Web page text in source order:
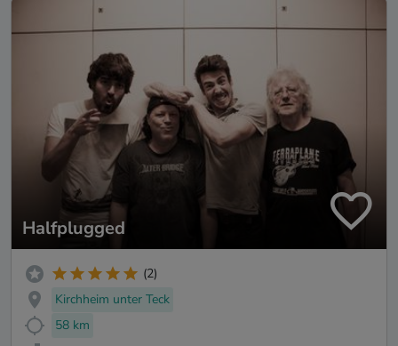
Halfplugged
(2)
Kirchheim unter Teck
58 km